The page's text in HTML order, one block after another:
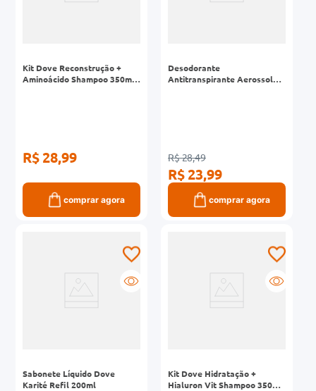
Kit Dove Reconstrução +
Aminoácido Shampoo 350ml
R$ 28,99
comprar agora
Desodorante
Antitranspirante Aerossol
R$ 28,49
R$ 23,99
comprar agora
Sabonete Líquido Dove
Karité Refil 200ml
Kit Dove Hidratação +
Hialuron Vit Shampoo 350ml